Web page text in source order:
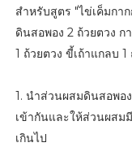
สำหรับสูตร "ไข่เค็มกา
ดินสอพอง 2 ถ้วยตวง ก
1 ถ้วยตวง ขี้เถ้าแกลบ
1. นำส่วนผสมดินสอพอ
เข้ากันและให้ส่วนผสม
เกินไป